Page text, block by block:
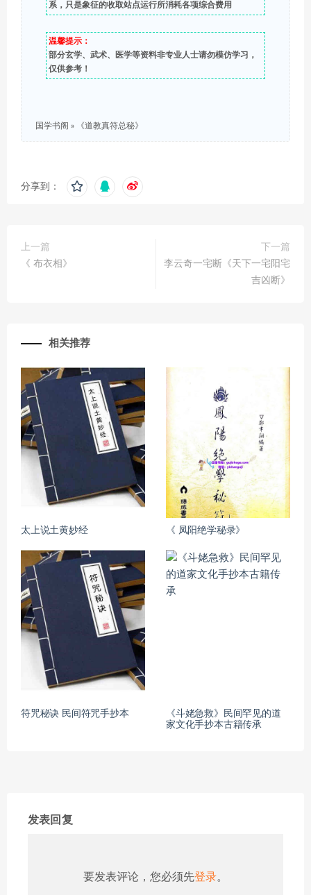
系，只是象征的收取站点运行所消耗各项综合费用
温馨提示：
部分玄学、武术、医学等资料非专业人士请勿模仿学习，
仅供参考！
国学书阁 » 《道教真符总秘》
分享到：
上一篇
《 布衣相》
下一篇
李云奇一宅断《天下一宅阳宅
吉凶断》
相关推荐
太上说土黄妙经 《 凤阳绝学秘录》
符咒秘诀 民间符咒手抄本
《斗姥急救》民间罕见的道
家文化手抄本古籍传承
发表回复
要发表评论，您必须先登录。